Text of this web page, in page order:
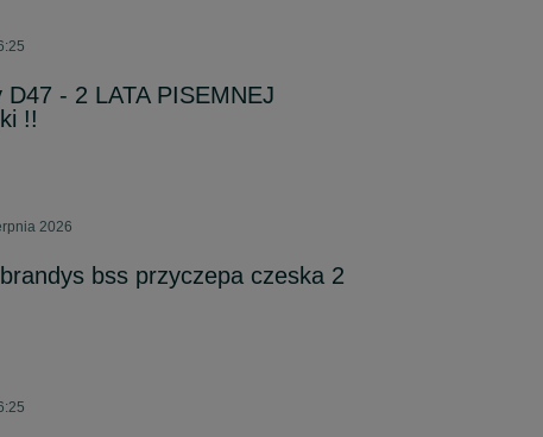
D47 - 2 LATA PISEMNEJ
!!
2026
bss przyczepa czeska 2